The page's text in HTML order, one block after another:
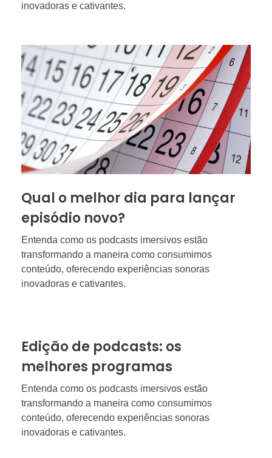
inovadoras e cativantes.
Qual o melhor dia para lançar
episódio novo?
Entenda como os podcasts imersivos estão
transformando a maneira como consumimos
conteúdo, oferecendo experiências sonoras
inovadoras e cativantes.
Edição de podcasts: os
melhores programas
Entenda como os podcasts imersivos estão
transformando a maneira como consumimos
conteúdo, oferecendo experiências sonoras
inovadoras e cativantes.